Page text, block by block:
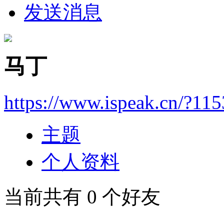
发送消息
马丁
https://www.ispeak.cn/
主题
个人资料
当前共有 0 个好友